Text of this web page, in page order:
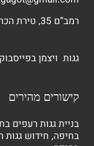
רמב”ם 35, טירת הכרמל
גגות ויצמן
קישורים מהירים
בניית גגות רעפים
בחיפה, חידוש